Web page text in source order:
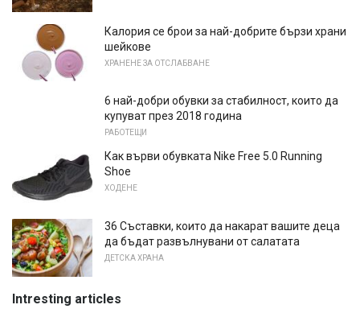
Калория се брои за най-добрите бързи храни
шейкове
ХРАНЕНЕ ЗА ОТСЛАБВАНЕ
6 най-добри обувки за стабилност, които да
купуват през 2018 година
РАБОТЕЩИ
Как върви обувката Nike Free 5.0 Running
Shoe
ХОДЕНЕ
36 Съставки, които да накарат вашите деца
да бъдат развълнувани от салатата
ДЕТСКА ХРАНА
Intresting articles